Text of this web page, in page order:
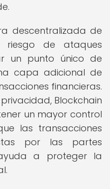
descentralizada de
riesgo de ataques
un punto único de
capa adicional de
financieras.
Blockchain
un mayor control
las transacciones
por las partes
a proteger la